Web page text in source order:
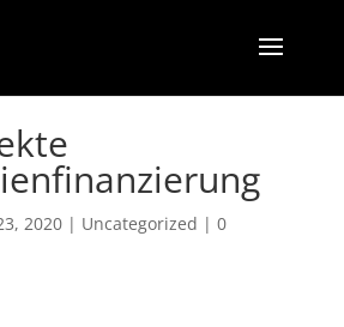
2020| Uncategorized | 0